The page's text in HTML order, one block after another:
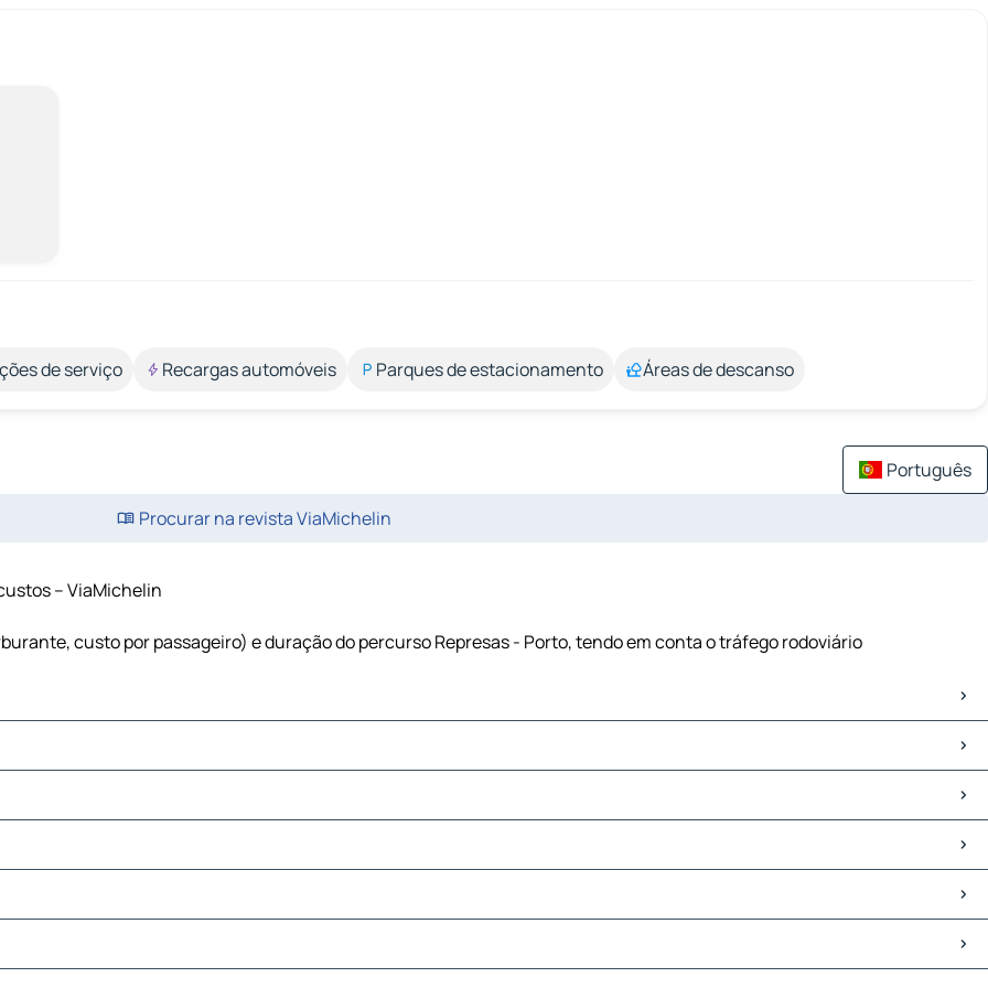
de serviço Recargas automóveis Parques de estacionamento Áreas de descanso
Português
Procurar na revista ViaMichelin
– ViaMichelin
custo por passageiro) e duração do percurso Represas - Porto, tendo em conta o tráfego rodoviário